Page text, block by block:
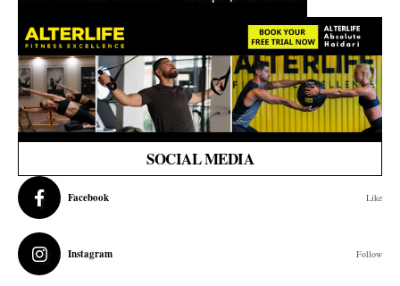
SOCIAL MEDIA
Facebook Like
Instagram Follow